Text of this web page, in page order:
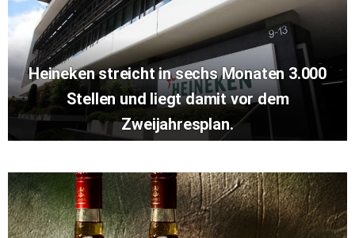
Heineken streicht in sechs Monaten 3.000
Stellen und liegt damit vor dem
Zweijahresplan.